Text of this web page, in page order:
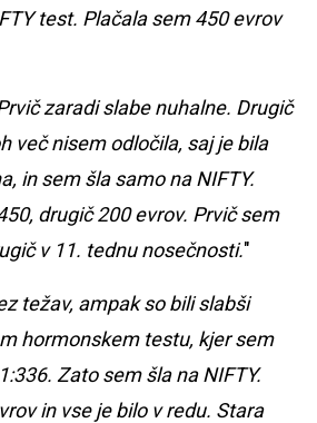
test. Plačala sem 450 evrov
zaradi slabe nuhalne. Drugič
več nisem odločila, saj je bila
in sem šla samo na NIFTY.
drugič 200 evrov. Prvič sem
v 11. tednu nosečnosti."
težav, ampak so bili slabši
hormonskem testu, kjer sem
Zato sem šla na NIFTY.
in vse je bilo v redu. Stara